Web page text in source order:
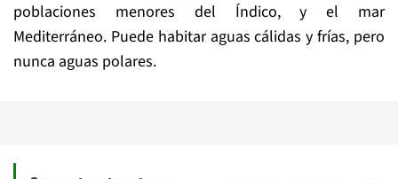
poblaciones menores del Índico, y el mar
Mediterráneo. Puede habitar aguas cálidas y frías, pero
nunca aguas polares.